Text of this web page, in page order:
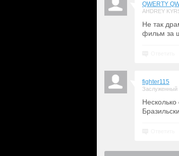
QWERTY
AHDREY
Не так
фильм за
fighter115
Заслуженный
Несколько